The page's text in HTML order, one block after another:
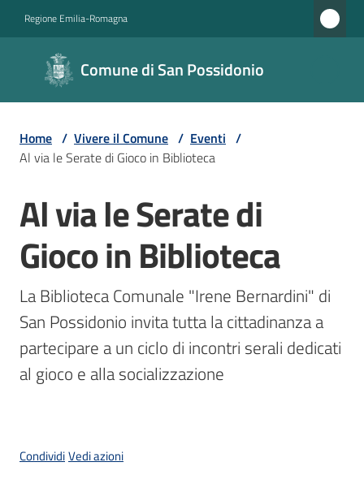
Regione Emilia-Romagna
Comune di San Possidonio
Comune di
San
Possidonio
Novità
Servizi
Vivere
il
Comune
Menu selezionato
Atti
amministrativi
Home / Vivere il Comune / Eventi /
Al via le Serate di Gioco in Biblioteca
Salta al contenuto
Al via le Serate di
Gioco in Biblioteca
La Biblioteca Comunale "Irene Bernardini" di
San Possidonio invita tutta la cittadinanza a
partecipare a un ciclo di incontri serali dedicati
al gioco e alla socializzazione
CondividiVedi azioni